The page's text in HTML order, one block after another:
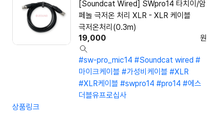
[Soundcat Wired] SWpro14 타치이/암
페놀 극저온 처리 XLR - XLR 케이블
극저온처리(0.3m)
19,000
원
#sw-pro_mic14 #Soundcat wired #
마이크케이블 #가성비케이블 #XLR
#XLR케이블 #swpro14 #pro14 #에스
더블유프로십사
상품링크